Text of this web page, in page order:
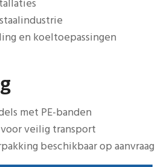
en koeltoepassingen
met PE-banden
veilig transport
beschikbaar op aanvraag